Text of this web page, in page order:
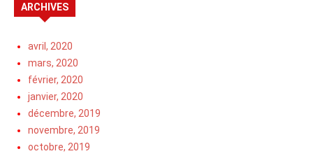
ARCHIVES
avril, 2020
mars, 2020
février, 2020
janvier, 2020
décembre, 2019
novembre, 2019
octobre, 2019